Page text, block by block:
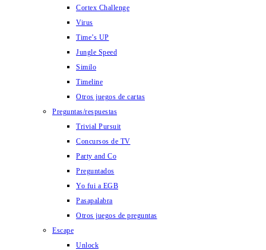
Cortex Challenge
Virus
Time’s UP
Jungle Speed
Similo
Timeline
Otros juegos de cartas
Preguntas/respuestas
Trivial Pursuit
Concursos de TV
Party and Co
Preguntados
Yo fui a EGB
Pasapalabra
Otros juegos de preguntas
Escape
Unlock